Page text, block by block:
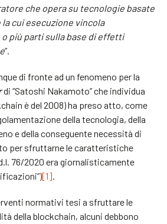
che opera su tecnologie basate
cui esecuzione vincola
più parti sulla base di effetti
”.
di fronte ad un fenomeno per la
di “Satoshi Nakamoto” che individua
è del 2008) ha preso atto, come
della tecnologia, della
e della conseguente necessità di
per sfruttarne le caratteristiche
76/2020 era giornalisticamente
[1].
normativi tesi a sfruttare le
della blockchain, alcuni debbono